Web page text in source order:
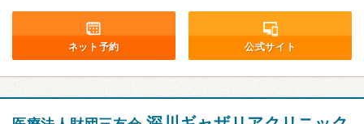
ネット予約 公式サイト